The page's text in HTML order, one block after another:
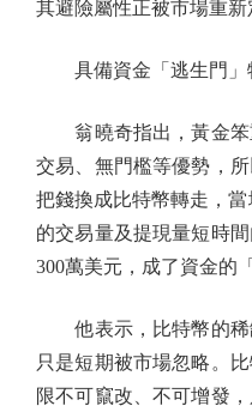
其避險屬性正被市場重新
具備資金「逃生門」
翁曉奇指出，黃金笨
交易、無門檻等優勢，
把錢換成比特幣轉走，
的交易量及提現量短時
300萬美元，成了資金的
他表示，比特幣的稀
只是短期被市場忽略。
限不可竄改、不可增發